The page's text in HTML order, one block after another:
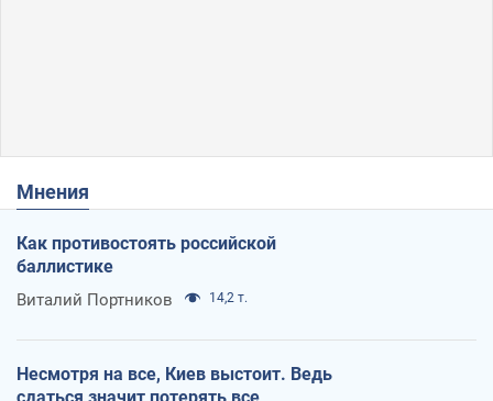
Мнения
Как противостоять российской
баллистике
Виталий Портников 14,2 т.
Несмотря на все, Киев выстоит. Ведь